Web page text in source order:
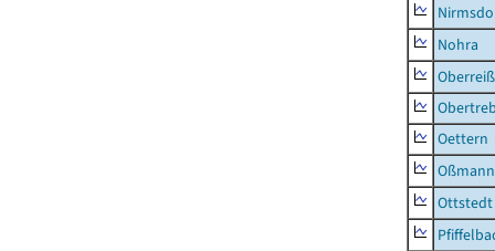
Nohra
Oettern
Ottstedt